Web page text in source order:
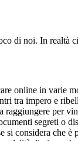
di noi. In realtà
online in varie
tra impero e
raggiungere per
segreti o
si considera che è